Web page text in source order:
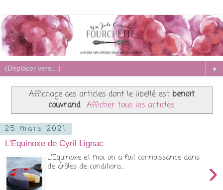
▼
Affichage des articles dont le libellé est benoit
couvrand. Afficher tous les articles
25 mars 2021
L'Equinoxe de Cyril Lignac
›
L'Equinoxe et moi, on a fait connaissance dans
de drôles de conditions...